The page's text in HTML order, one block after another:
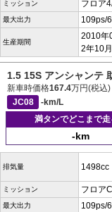
ミッション フロア
最大出力 109ps/
生産期間
2010年
2年10月
1.5 15S アンシャンテ
新車時価格167.4万円(税込)
JC08
-km/L
満タンでどこまで走
-km
排気量 1498cc
ミッション フロア
最大出力 109ps/